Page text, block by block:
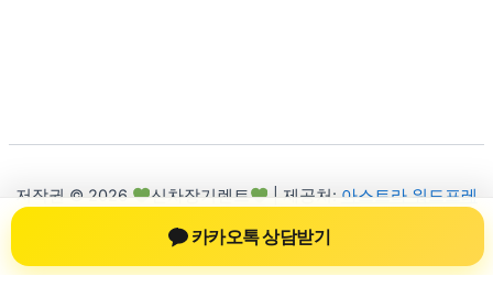
저작권 © 2026 신차장기렌트 | 제공처: 아스트라 워드프레
카카오톡 상담받기